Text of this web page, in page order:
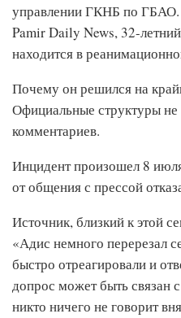
управлении ГКНБ по
Pamir Daily News, 32-
находится в
Почему он решился на
Официальные структуры не
комментариев.
Инцидент произошел 8
от общения с прессой
Источник, близкий к этой
«Адис немного перерезал
быстро отреагировали и
допрос может быть связан
никто ничего не говорит